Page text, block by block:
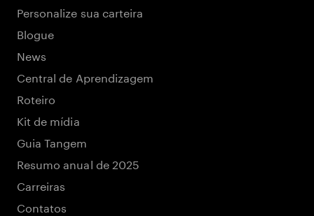
Personalize sua carteira
Blogue
News
Central de Aprendizagem
Roteiro
Kit de mídia
Guia Tangem
Resumo anual de 2025
Carreiras
Contatos